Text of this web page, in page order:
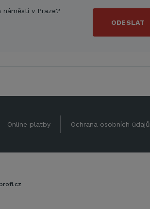
náměstí v Praze?
ODESLAT
Online platby Ochrana osobních údajů